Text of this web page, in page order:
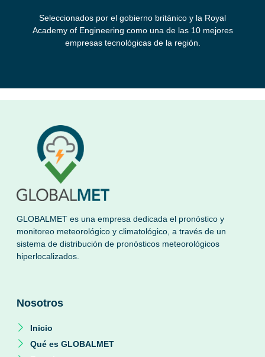
Seleccionados por el gobierno británico y la Royal
Academy of Engineering como una de las 10 mejores
empresas tecnológicas de la región.
GLOBALMET es una empresa dedicada el pronóstico y
monitoreo meteorológico y climatológico, a través de un
sistema de distribución de pronósticos meteorológicos
hiperlocalizados.
Nosotros
Inicio
Qué es GLOBALMET